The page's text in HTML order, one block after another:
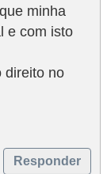
minha
e com isto
direito no
Responder